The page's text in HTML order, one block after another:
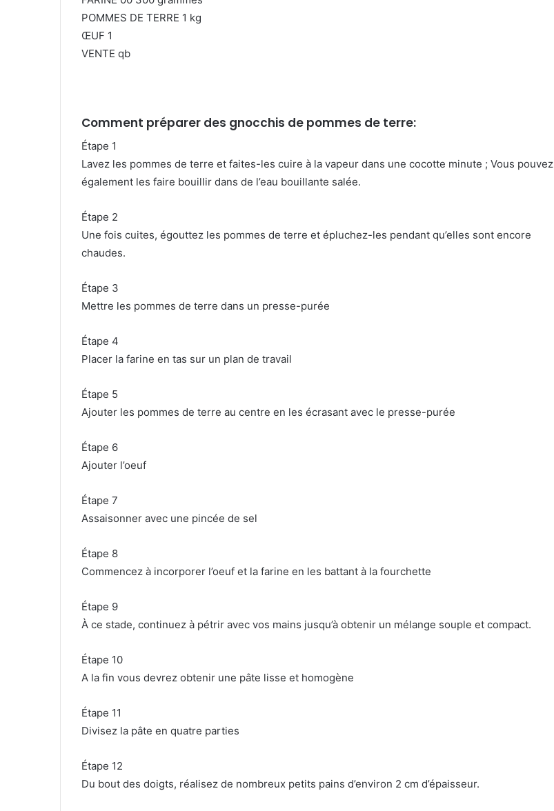
POMMES DE TERRE 1 kg
ŒUF 1
VENTE qb
Comment préparer des gnocchis de pommes de terre:
Étape 1
Lavez les pommes de terre et faites-les cuire à la vapeur dans une cocotte minute ; Vous pouvez
également les faire bouillir dans de l’eau bouillante salée.
Étape 2
Une fois cuites, égouttez les pommes de terre et épluchez-les pendant qu’elles sont encore
chaudes.
Étape 3
Mettre les pommes de terre dans un presse-purée
Étape 4
Placer la farine en tas sur un plan de travail
Étape 5
Ajouter les pommes de terre au centre en les écrasant avec le presse-purée
Étape 6
Ajouter l’oeuf
Étape 7
Assaisonner avec une pincée de sel
Étape 8
Commencez à incorporer l’oeuf et la farine en les battant à la fourchette
Étape 9
À ce stade, continuez à pétrir avec vos mains jusqu’à obtenir un mélange souple et compact.
Étape 10
A la fin vous devrez obtenir une pâte lisse et homogène
Étape 11
Divisez la pâte en quatre parties
Étape 12
Du bout des doigts, réalisez de nombreux petits pains d’environ 2 cm d’épaisseur.